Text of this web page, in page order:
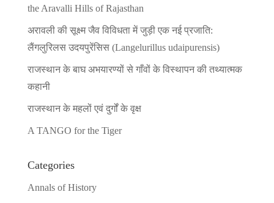
the Aravalli Hills of Rajasthan
अरावली की सूक्ष्म जैव विविधता में जुड़ी एक नई प्रजाति:
लैंगलुरिलस उदयपुरेंसिस (Langelurillus udaipurensis)
राजस्थान के बाघ अभयारण्यों से गाँवों के विस्थापन की तथ्यात्मक
कहानी
राजस्थान के महलों एवं दुर्गों के वृक्ष
A TANGO for the Tiger
Categories
Annals of History